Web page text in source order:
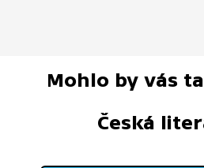
Mohlo by vás
Česká